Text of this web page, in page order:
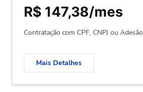
R$ 147,38/mes
Contratação com CPF, CNPJ ou Adesão
Mais Detalhes